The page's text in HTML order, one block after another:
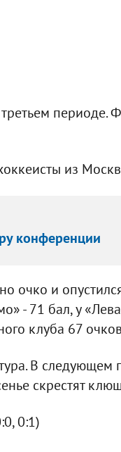
периоде.
из
конференции
очко и
- 71 бал, у
клуба 67
В
скрестят
0:1)